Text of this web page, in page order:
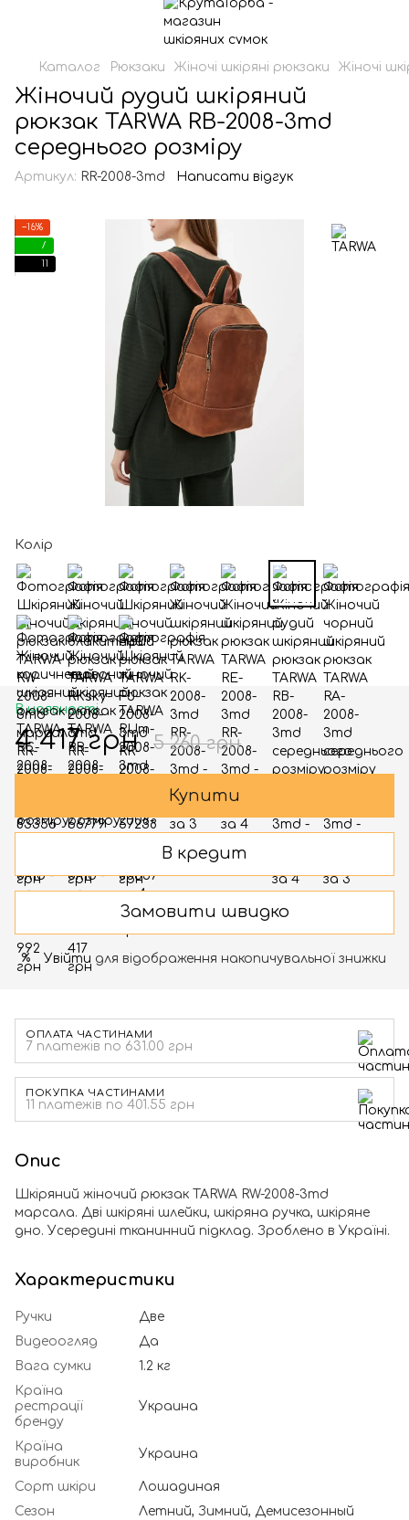
Каталог Рюкзаки Жіночі шкіряні рюкзаки Жіночі
Жіночий рудий шкіряний
рюкзак TARWA RB-2008-3md
середнього розміру
Артикул: RR-2008-3md Написати відгук
−16%
7
11
Колір
В наявності
4 417 грн 5 260 грн
Купити
В кредит
Замовити швидко
% Увійти для відображення накопичувальної знижки
ОПЛАТА ЧАСТИНАМИ
7 платежів по 631.00 грн
ПОКУПКА ЧАСТИНАМИ
11 платежів по 401.55 грн
Опис
Шкіряний жіночий рюкзак TARWA RW-2008-3md
марсала. Дві шкіряні шлейки, шкіряна ручка, шкіряне
дно. Усередині тканинний підклад. Зроблено в Україні.
Характеристики
Ручки
Две
Видеоогляд
Да
Вага сумки
1.2 кг
Країна
рестрації
бренду
Украина
Країна
виробник
Украина
Сорт шкіри
Лошадиная
Сезон
Летний, Зимний, Демисезонный